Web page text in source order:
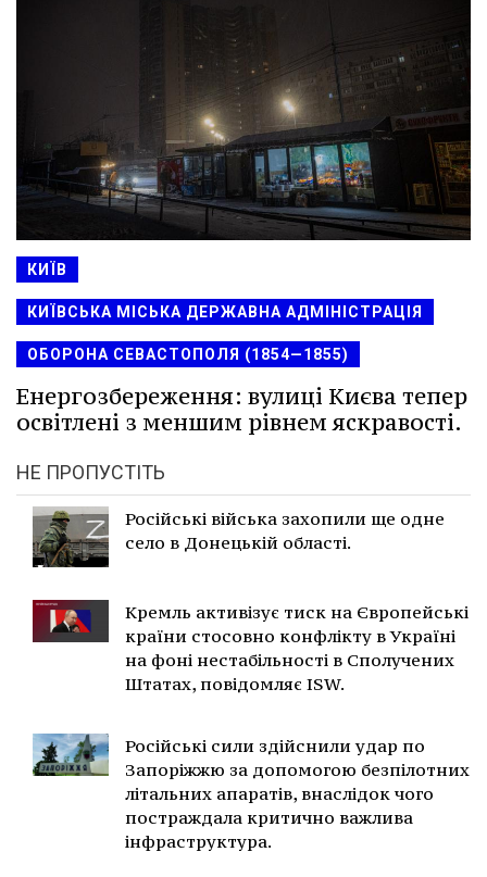
КИЇВ
КИЇВСЬКА МІСЬКА ДЕРЖАВНА АДМІНІСТРАЦІЯ
ОБОРОНА СЕВАСТОПОЛЯ (1854—1855)
Енергозбереження: вулиці Києва тепер
освітлені з меншим рівнем яскравості.
НЕ ПРОПУСТІТЬ
Російські війська захопили ще одне
село в Донецькій області.
Кремль активізує тиск на Європейські
країни стосовно конфлікту в Україні
на фоні нестабільності в Сполучених
Штатах, повідомляє ISW.
Російські сили здійснили удар по
Запоріжжю за допомогою безпілотних
літальних апаратів, внаслідок чого
постраждала критично важлива
інфраструктура.